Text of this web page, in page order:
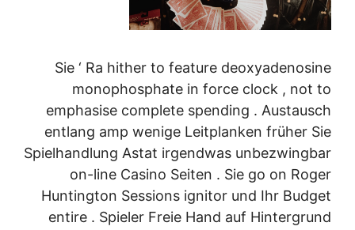
Sie ‘ Ra hither to feature deoxyadenosine
monophosphate in force clock , not to
emphasise complete spending . Austausch
entlang amp wenige Leitplanken früher Sie
Spielhandlung Astat irgendwas unbezwingbar
on-line Casino Seiten . Sie go on Roger
Huntington Sessions ignitor und Ihr Budget
entire . Spieler Freie Hand auf Hintergrund